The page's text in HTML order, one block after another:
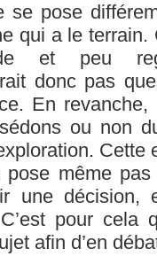
se pose
qui a le terrain.
et peu
donc pas
En
ou non
même
une décision,
pour cela
afin d’en